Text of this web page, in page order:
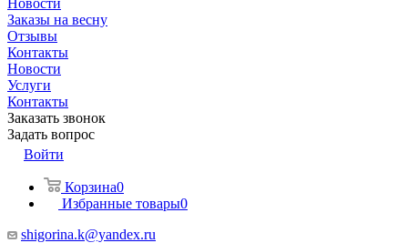
Новости
Заказы на весну
Отзывы
Контакты
Новости
Услуги
Контакты
Заказать звонок
Задать вопрос
Войти
Корзина0
Избранные товары0
shigorina.k@yandex.ru